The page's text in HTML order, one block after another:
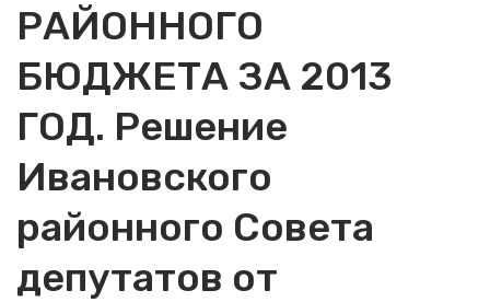
РАЙОННОГО
БЮДЖЕТА ЗА 2013
ГОД. Решение
Ивановского
районного Совета
депутатов от